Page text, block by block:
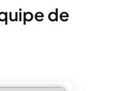
de